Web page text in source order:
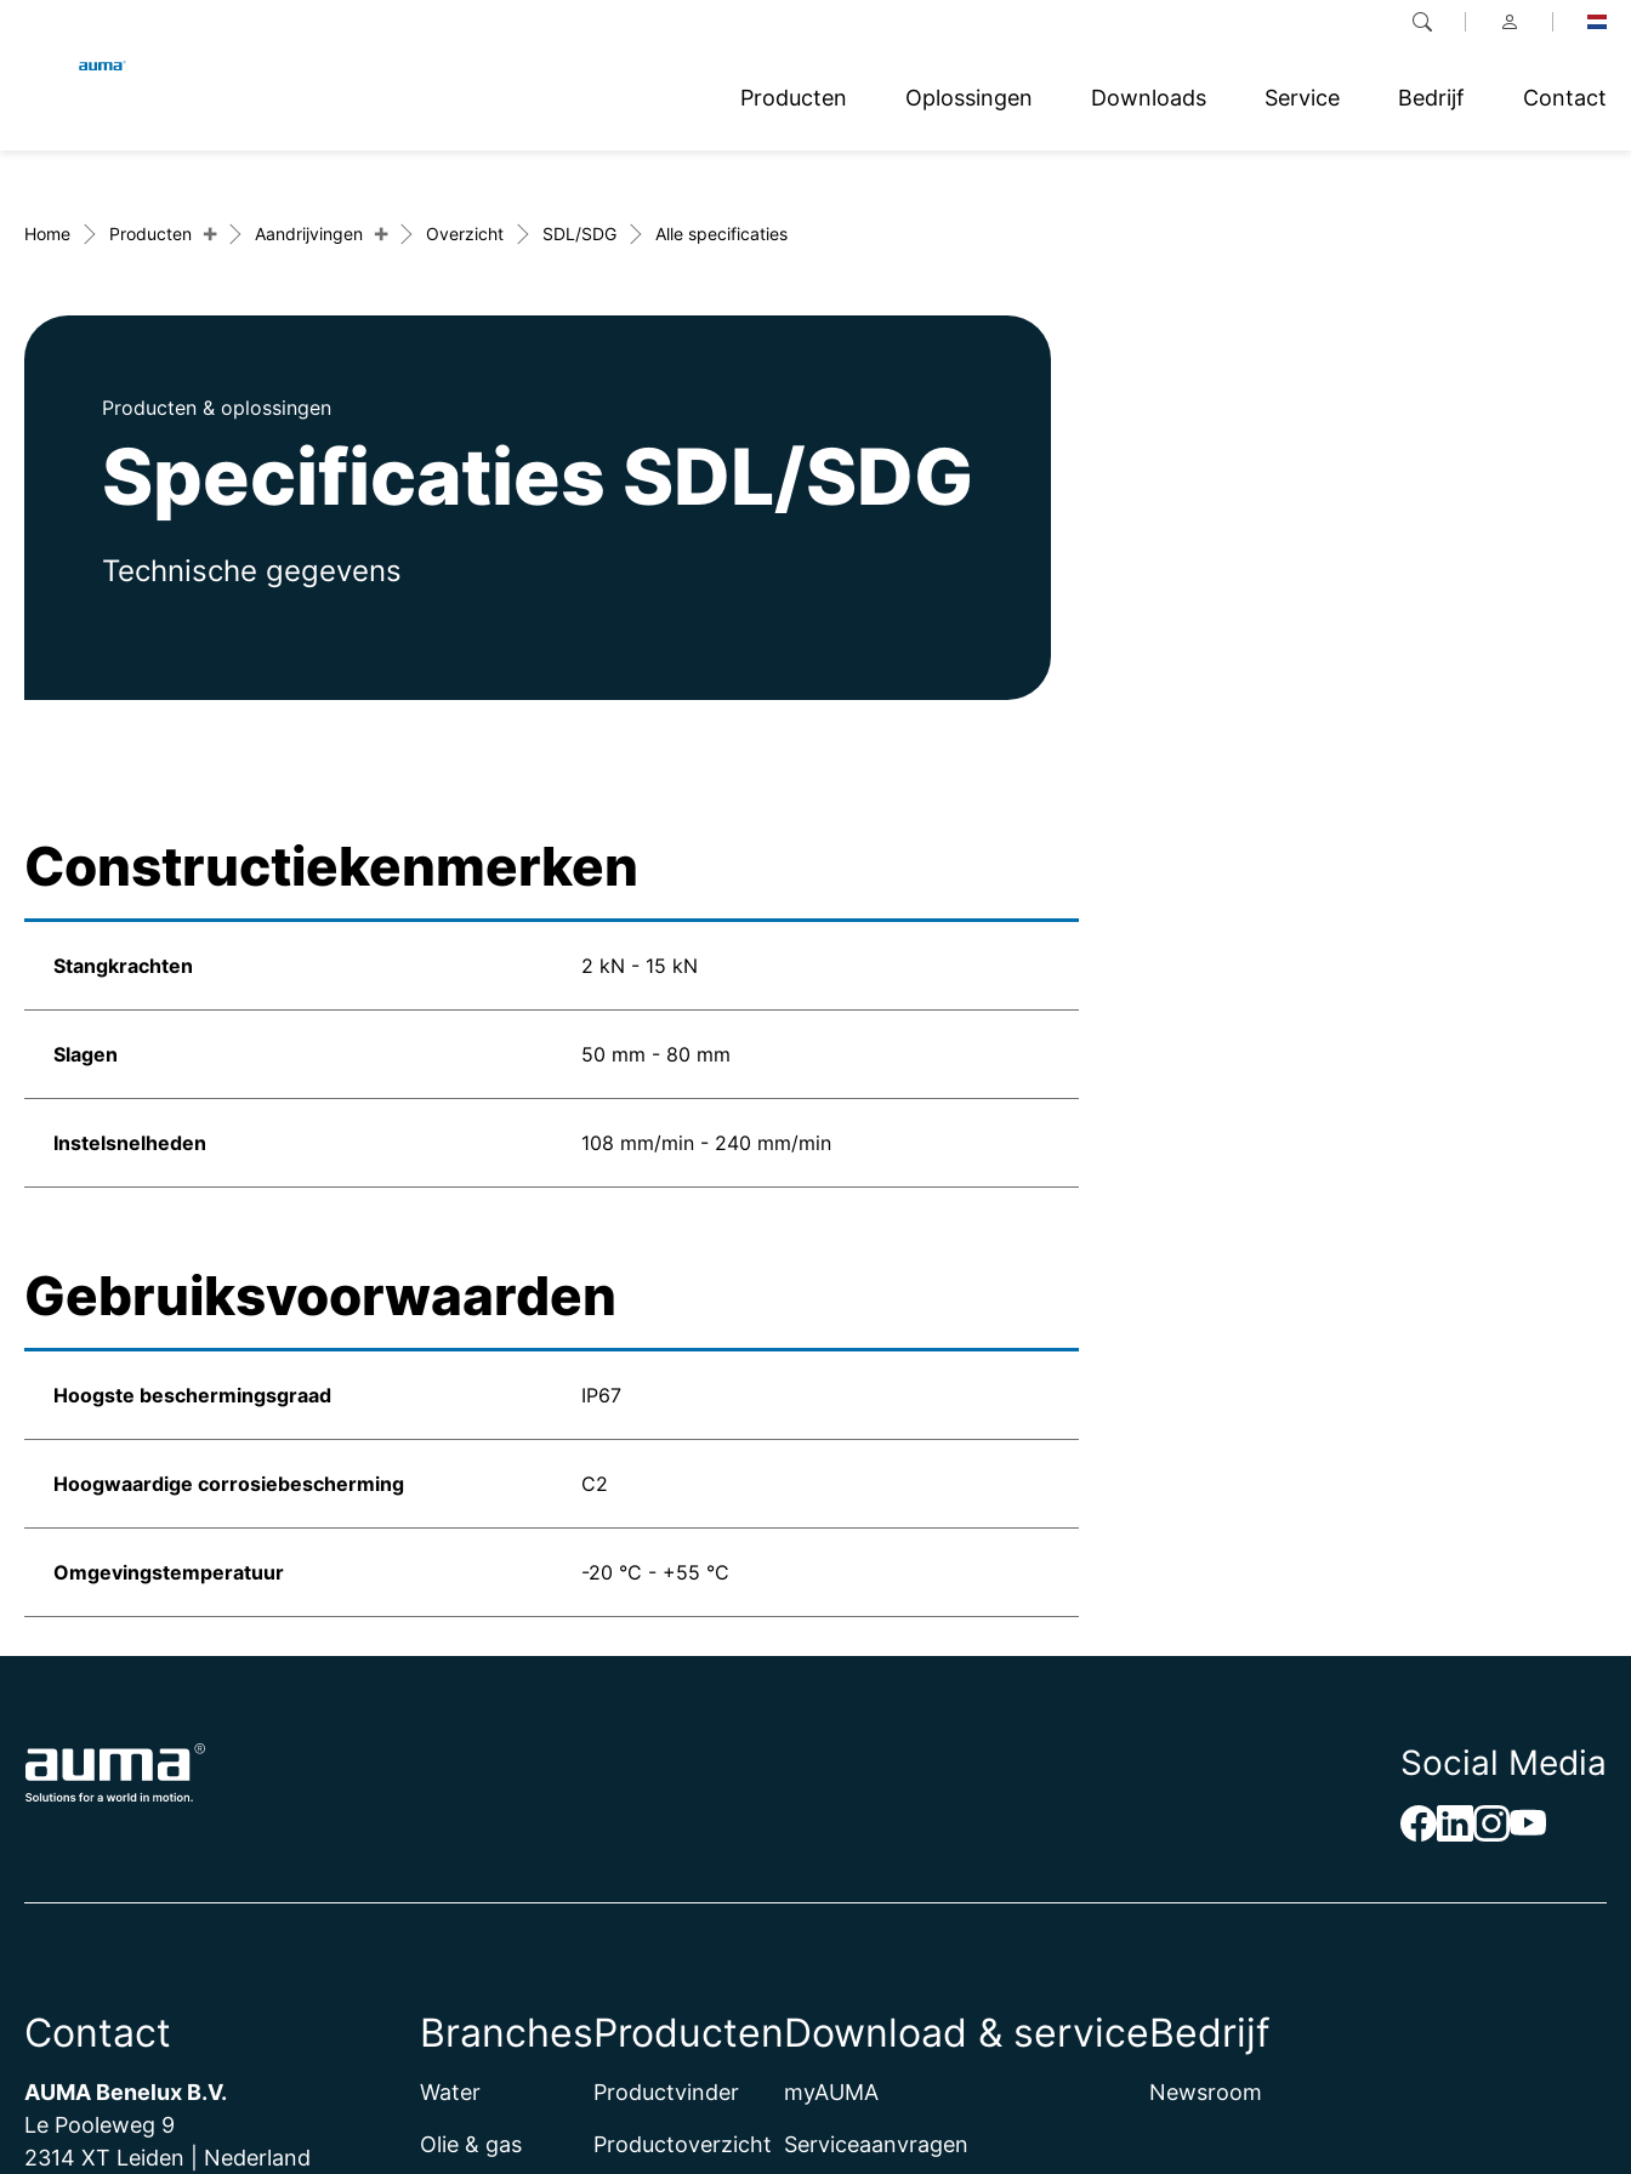
Producten Oplossingen Downloads Service Bedrijf Contact
Europa
Azië en Stille Oceaan
Noord-Amerika
Home Producten + Aandrijvingen + Overzicht SDL/SDG Alle specificaties
Producten & oplossingen
Specificaties SDL/SDG
Technische gegevens
Constructiekenmerken
Stangkrachten 2 kN - 15 kN
Slagen 50 mm - 80 mm
Instelsnelheden 108 mm/min - 240 mm/min
Gebruiksvoorwaarden
Hoogste beschermingsgraad IP67
Hoogwaardige corrosiebescherming C2
Omgevingstemperatuur -20 °C - +55 °C
Social Media
Contact
AUMA Benelux B.V.
Le Pooleweg 9
2314 XT Leiden | Nederland
Branches
Water
Olie & gas
Producten
Productvinder
Productoverzicht
Download & service
myAUMA
Serviceaanvragen
Bedrijf
Newsroom